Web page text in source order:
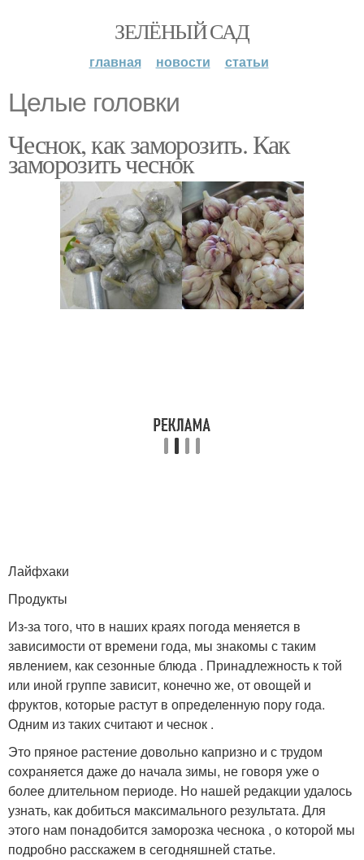
ЗЕЛЁНЫЙ САД
главная новости статьи
Целые головки
Чеснок, как заморозить. Как
заморозить чеснок
Лайфхаки
Продукты
Из-за того, что в наших краях погода меняется в
зависимости от времени года, мы знакомы с таким
явлением, как сезонные блюда . Принадлежность к той
или иной группе зависит, конечно же, от овощей и
фруктов, которые растут в определенную пору года.
Одним из таких считают и чеснок .
Это пряное растение довольно капризно и с трудом
сохраняется даже до начала зимы, не говоря уже о
более длительном периоде. Но нашей редакции удалось
узнать, как добиться максимального результата. Для
этого нам понадобится заморозка чеснока , о которой мы
подробно расскажем в сегодняшней статье.